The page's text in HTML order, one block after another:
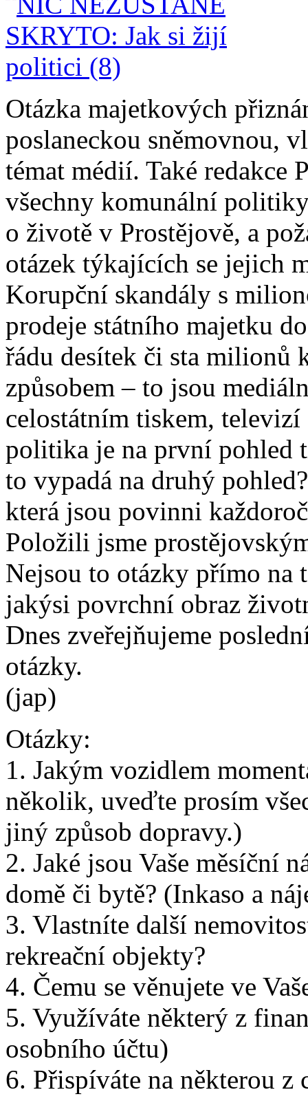
Otázka majetkových
poslaneckou sněmovnou,
témat médií. Také
všechny komunální
o životě v Prostějově, a
otázek týkajících se jejich
Korupční skandály s
prodeje státního majetku
řádu desítek či sta
způsobem – to jsou
celostátním tiskem,
politika je na první pohled
to vypadá na druhý
která jsou povinni
Položili jsme
Nejsou to otázky přímo na
jakýsi povrchní obraz
Dnes zveřejňujeme
otázky.
(jap)
Otázky:
1. Jakým vozidlem
několik, uveďte prosím
jiný způsob dopravy.)
2. Jaké jsou Vaše měsíční
domě či bytě? (Inkaso a
3. Vlastníte další
rekreační objekty?
4. Čemu se věnujete ve
5. Využíváte některý z
osobního účtu)
6. Přispíváte na některou